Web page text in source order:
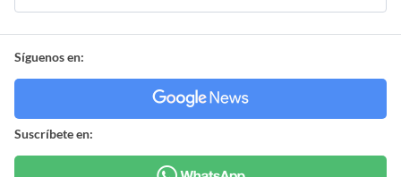
Síguenos en:
Suscríbete en: